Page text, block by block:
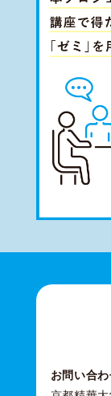
お問い合